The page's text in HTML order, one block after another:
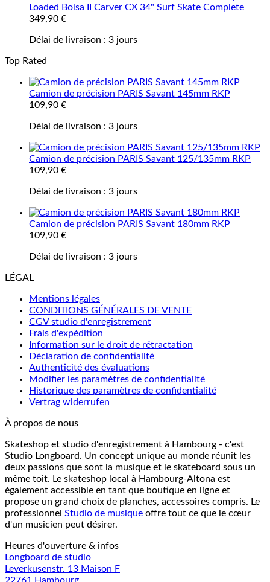
Loaded Bolsa II Carver CX 34" Surf Skate Complete
349,90 €
Délai de livraison : 3 jours
Top Rated
Camion de précision PARIS Savant 145mm RKP
109,90 €
Délai de livraison : 3 jours
Camion de précision PARIS Savant 125/135mm RKP
109,90 €
Délai de livraison : 3 jours
Camion de précision PARIS Savant 180mm RKP
109,90 €
Délai de livraison : 3 jours
LÉGAL
Mentions légales
CONDITIONS GÉNÉRALES DE VENTE
CGV studio d'enregistrement
Frais d'expédition
Information sur le droit de rétractation
Déclaration de confidentialité
Authenticité des évaluations
Modifier les paramètres de confidentialité
Historique des paramètres de confidentialité
Vertrag widerrufen
À propos de nous
Skateshop et studio d'enregistrement à Hambourg - c'est
Studio Longboard. Un concept unique au monde réunit les
deux passions que sont la musique et le skateboard sous un
même toit. Le skateshop local à Hambourg-Altona est
également accessible en tant que boutique en ligne et
propose un grand choix de planches, accessoires compris. Le
professionnel Studio de musique offre tout ce que le cœur
d'un musicien peut désirer.
Heures d'ouverture & infos
Longboard de studio
Leverkusenstr. 13 Maison F